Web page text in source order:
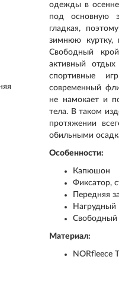
одежды в
под основную
гладкая,
зимнюю куртку,
Свободный
активный
спортивные
современный
не намокает и
тела. В таком
протяжении
обильными
Особенности:
Капюшон
Фиксатор,
Передняя
Нагрудный
Свободный
Материал:
NORfleece